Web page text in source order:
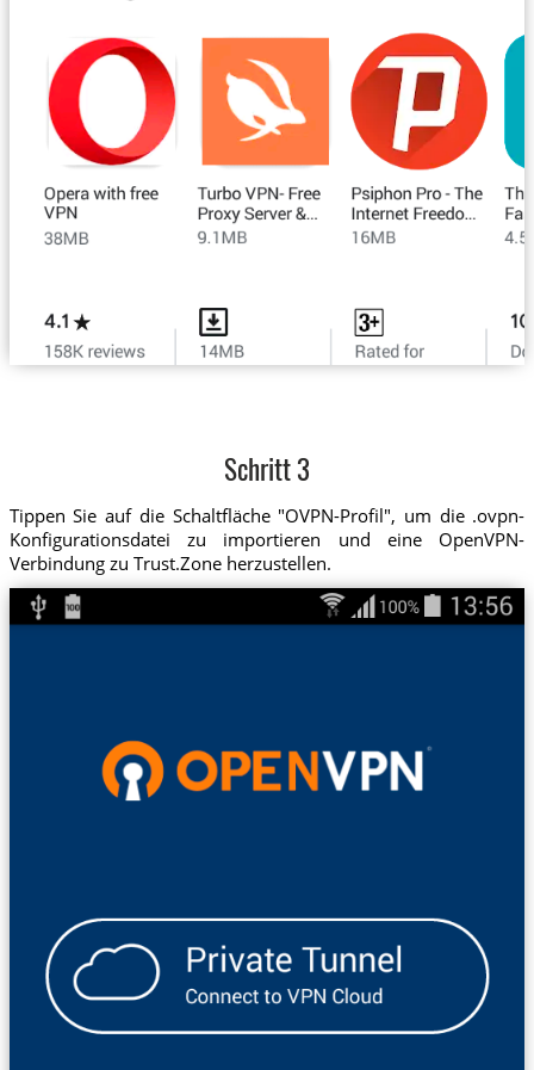
Schritt 3
Tippen Sie auf die Schaltfläche "OVPN-Profil", um die .ovpn-
Konfigurationsdatei zu importieren und eine OpenVPN-
Verbindung zu Trust.Zone herzustellen.